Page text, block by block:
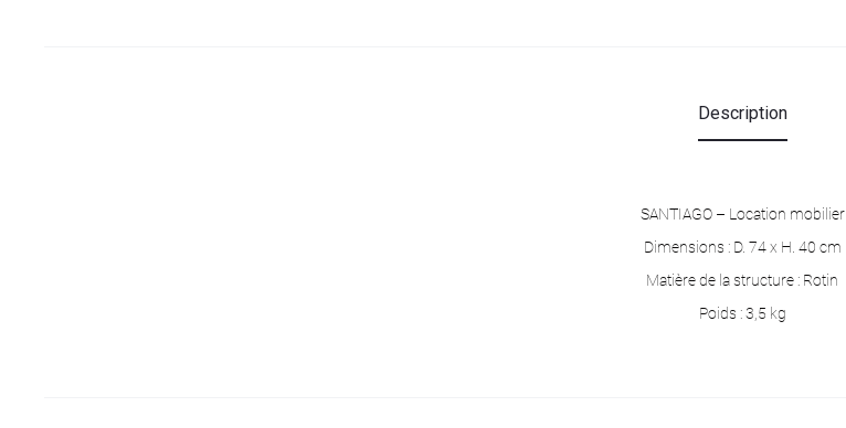
Description
SANTIAGO – Location mobilier
Dimensions : D. 74 x H. 40 cm
Matière de la structure : Rotin
Poids : 3,5 kg